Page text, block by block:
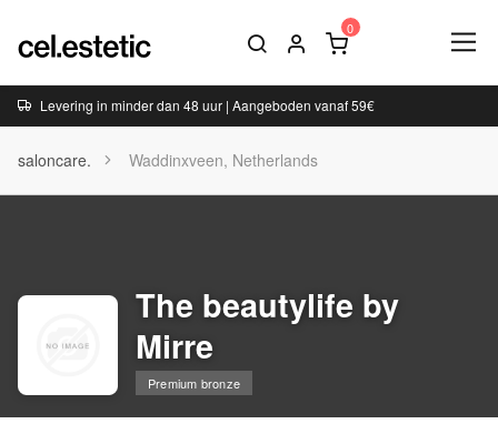
Levering in minder dan 48 uur | Aangeboden vanaf 59€
saloncare. Waddinxveen, Netherlands
The beautylife by
Mirre
Premium bronze